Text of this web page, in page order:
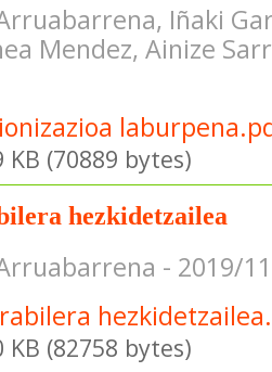
Iñaki
Mendez, Ainize
(70889 bytes)
hezkidetzailea
- 2019/
(82758 bytes)